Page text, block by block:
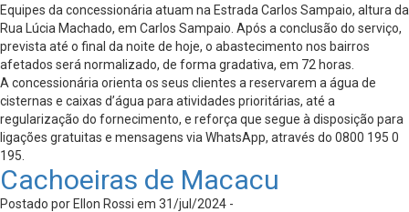
Equipes da concessionária atuam na Estrada Carlos Sampaio, altura da
Rua Lúcia Machado, em Carlos Sampaio. Após a conclusão do serviço,
prevista até o final da noite de hoje, o abastecimento nos bairros
afetados será normalizado, de forma gradativa, em 72 horas.
A concessionária orienta os seus clientes a reservarem a água de
cisternas e caixas d’água para atividades prioritárias, até a
regularização do fornecimento, e reforça que segue à disposição para
ligações gratuitas e mensagens via WhatsApp, através do 0800 195 0
195.
Cachoeiras de Macacu
Postado por Ellon Rossi em 31/jul/2024 -